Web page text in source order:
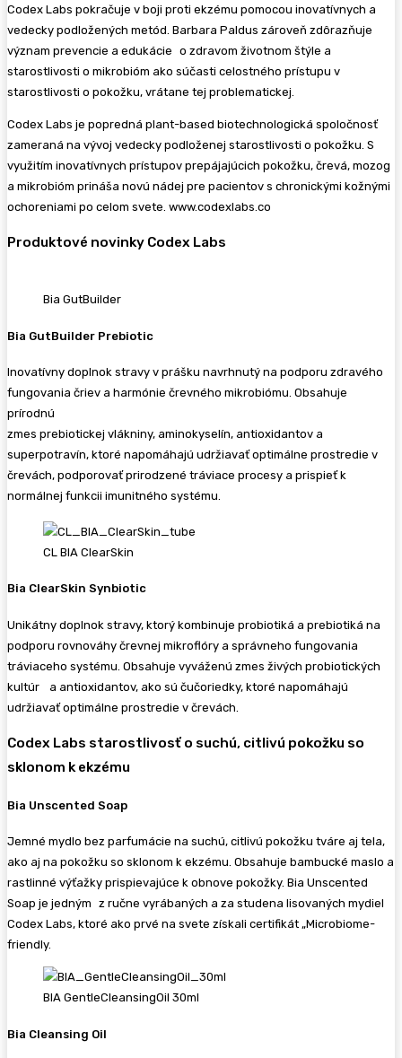
Codex Labs pokračuje v boji proti ekzému pomocou inovatívnych a
vedecky podložených metód. Barbara Paldus zároveň zdôrazňuje
význam prevencie a edukácie o zdravom životnom štýle a
starostlivosti o mikrobióm ako súčasti celostného prístupu v
starostlivosti o pokožku, vrátane tej problematickej.
Codex Labs je popredná plant-based biotechnologická spoločnosť
zameraná na vývoj vedecky podloženej starostlivosti o pokožku. S
využitím inovatívnych prístupov prepájajúcich pokožku, črevá, mozog
a mikrobióm prináša novú nádej pre pacientov s chronickými kožnými
ochoreniami po celom svete. www.codexlabs.co
Produktové novinky Codex Labs
Bia GutBuilder
Bia GutBuilder Prebiotic
Inovatívny doplnok stravy v prášku navrhnutý na podporu zdravého
fungovania čriev a harmónie črevného mikrobiómu. Obsahuje
prírodnú
zmes prebiotickej vlákniny, aminokyselín, antioxidantov a
superpotravín, ktoré napomáhajú udržiavať optimálne prostredie v
črevách, podporovať prirodzené tráviace procesy a prispieť k
normálnej funkcii imunitného systému.
CL BIA ClearSkin
Bia ClearSkin Synbiotic
Unikátny doplnok stravy, ktorý kombinuje probiotiká a prebiotiká na
podporu rovnováhy črevnej mikroflóry a správneho fungovania
tráviaceho systému. Obsahuje vyváženú zmes živých probiotických
kultúr a antioxidantov, ako sú čučoriedky, ktoré napomáhajú
udržiavať optimálne prostredie v črevách.
Codex Labs starostlivosť o suchú, citlivú pokožku so
sklonom k ekzému
Bia Unscented Soap
Jemné mydlo bez parfumácie na suchú, citlivú pokožku tváre aj tela,
ako aj na pokožku so sklonom k ekzému. Obsahuje bambucké maslo a
rastlinné výťažky prispievajúce k obnove pokožky. Bia Unscented
Soap je jedným z ručne vyrábaných a za studena lisovaných mydiel
Codex Labs, ktoré ako prvé na svete získali certifikát „Microbiome-
friendly.
BIA GentleCleansingOil 30ml
Bia Cleansing Oil